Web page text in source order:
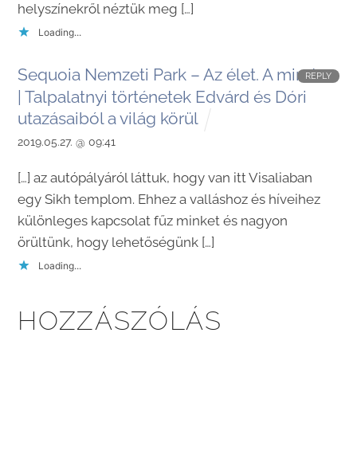
helyszínekről néztük meg […]
Loading...
Sequoia Nemzeti Park – Az élet. A minden.
| Talpalatnyi történetek Edvárd és Dóri
utazásaiból a világ körül
2019.05.27. @ 09:41
[…] az autópályáról láttuk, hogy van itt Visaliaban
egy Sikh templom. Ehhez a valláshoz és híveihez
különleges kapcsolat fűz minket és nagyon
örültünk, hogy lehetőségünk […]
Loading...
REPLY
HOZZÁSZÓLÁS